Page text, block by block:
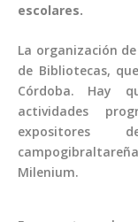
escolares.
La organización
de Bibliotecas,
Córdoba. Hay
actividades
expositores
Milenium.